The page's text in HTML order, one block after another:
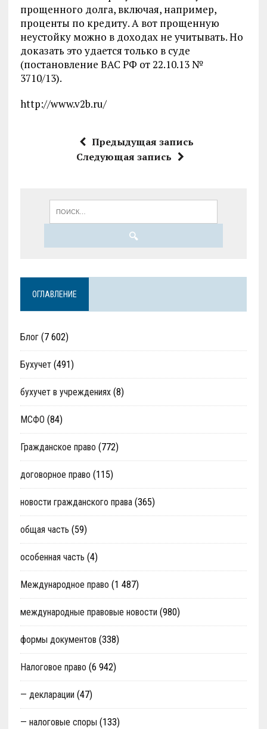
прощенного долга, включая, например,
проценты по кредиту. А вот прощенную
неустойку можно в доходах не учитывать. Но
доказать это удается только в суде
(постановление ВАС РФ от 22.10.13 №
3710/13).
http://www.v2b.ru/
Предыдущая запись
Следующая запись
ОГЛАВЛЕНИЕ
Блог(7 602)
Бухучет(491)
бухучет в учреждениях(8)
МСФО (84)
Гражданское право (772)
договорное право (115)
новости гражданского права(365)
общая часть (59)
особенная часть (4)
Международное право (1 487)
международные правовые новости (980)
формы документов (338)
Налоговое право (6 942)
— декларации (47)
— налоговые споры (133)